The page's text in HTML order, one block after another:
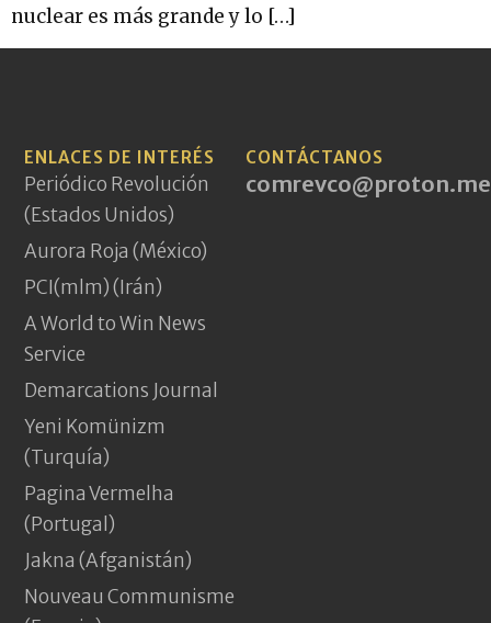
nuclear es más grande y lo […]
ENLACES DE INTERÉS
Periódico Revolución
(Estados Unidos)
Aurora Roja (México)
PCI(mlm) (Irán)
A World to Win News
Service
Demarcations Journal
Yeni Komünizm
(Turquía)
Pagina Vermelha
(Portugal)
Jakna (Afganistán)
Nouveau Communisme
CONTÁCTANOS
comrevco@proton.me